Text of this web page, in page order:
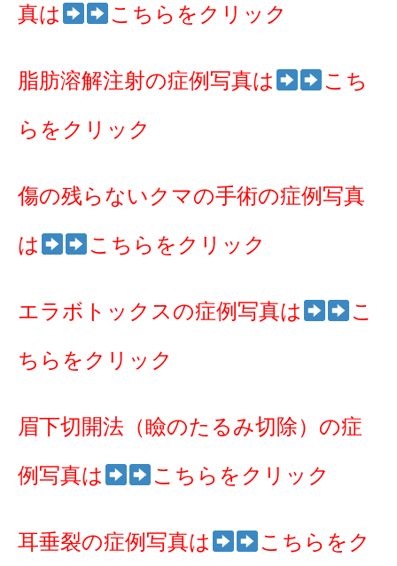
真は こちらをクリック
脂肪溶解注射の症例写真は こち
らをクリック
傷の残らないクマの手術の症例写真
は こちらをクリック
エラボトックスの症例写真は こ
ちらをクリック
眉下切開法（瞼のたるみ切除）の症
例写真は こちらをクリック
耳垂裂の症例写真は こちらをク